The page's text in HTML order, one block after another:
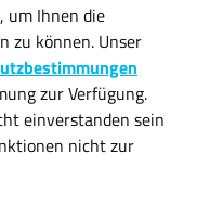
um Ihnen die
zu können. Unser
zur Verfügung.
einverstanden sein
nicht zur